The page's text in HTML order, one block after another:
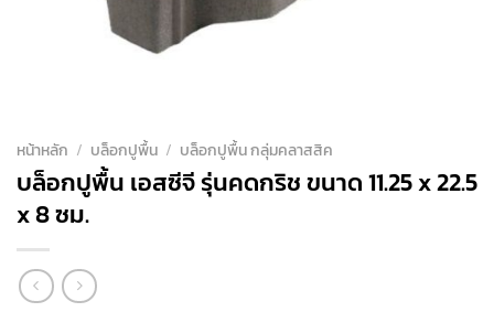
หน้าหลัก / บล็อกปูพื้น / บล็อกปูพื้น กลุ่มคลาสสิค
บล็อกปูพื้น เอสซีจี รุ่นคดกริช ขนาด 11.25 x 22.5
x 8 ซม.